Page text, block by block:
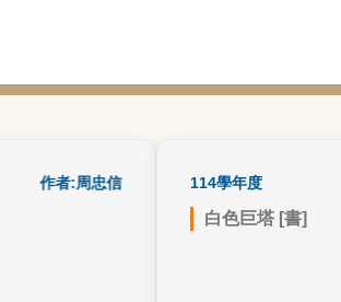
作者:周忠信
書籍心得 114學年度
白色巨塔 [書]